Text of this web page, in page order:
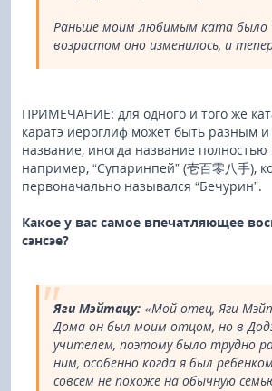
Раньше моим любимым ката было
возрастом оно изменилось, и
ПРИМЕЧАНИЕ: для одного и того же
каратэ иероглиф может быть разным
название, иногда название полностью
например, “Супаринпей” (壱百零八手),
первоначально назывался “Бечурин”.
Какое у вас самое впечатляющее
сэнсэе?
Яги Мэйтацу: «Мой отец, Яги
Дома он был моим отцом, но в
учителем, поэтому было трудно
ним, особенно когда я был
совсем не похоже на обычную